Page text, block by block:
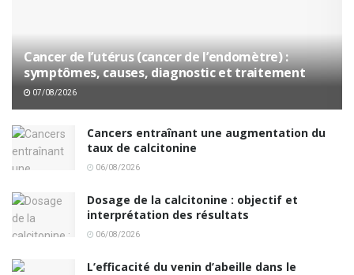
Cancer de l’utérus (cancer de l’endomètre) :
symptômes, causes, diagnostic et traitement
07/08/2026
Cancers entraînant une augmentation du
taux de calcitonine
06/08/2026
Dosage de la calcitonine : objectif et
interprétation des résultats
06/08/2026
L’efficacité du venin d’abeille dans le